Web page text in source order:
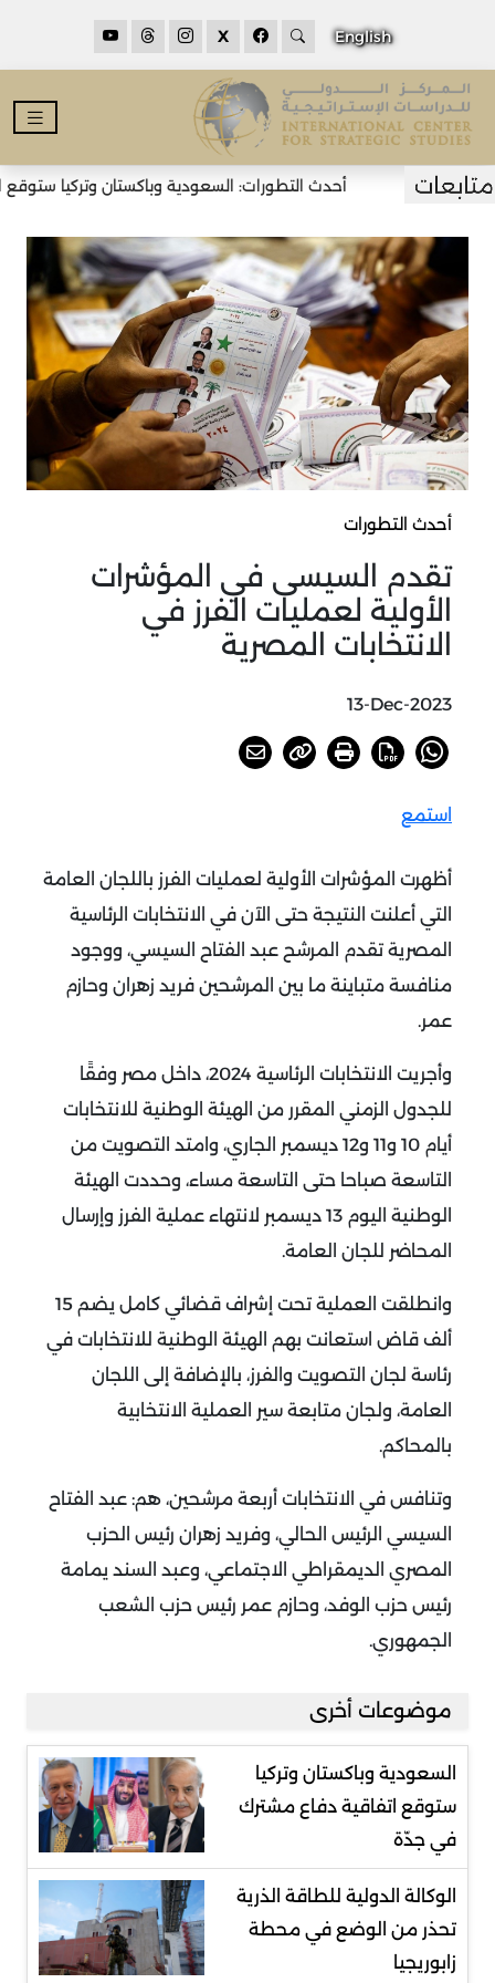
English
X
أحدث التطورات: السعودية وباكستان وتركيا ستوقع
أحدث التطورات
تقدم السيسى في المؤشرات
الأولية لعمليات الفرز في
الانتخابات المصرية
13-Dec-2023
استمع
أظهرت المؤشرات الأولية لعمليات الفرز باللجان العامة
التي أعلنت النتيجة حتى الآن في الانتخابات الرئاسية
المصرية تقدم المرشح عبد الفتاح السيسي، ووجود
منافسة متباينة ما بين المرشحين فريد زهران وحازم
عمر.
وأجريت الانتخابات الرئاسية 2024، داخل مصر وفقًا
للجدول الزمني المقرر من الهيئة الوطنية للانتخابات
أيام 10 و11 و12 ديسمبر الجاري، وامتد التصويت من
التاسعة صباحا حتى التاسعة مساء، وحددت الهيئة
الوطنية اليوم 13 ديسمبر لانتهاء عملية الفرز وإرسال
المحاضر للجان العامة.
وانطلقت العملية تحت إشراف قضائي كامل يضم 15
ألف قاض استعانت بهم الهيئة الوطنية للانتخابات في
رئاسة لجان التصويت والفرز، بالإضافة إلى اللجان
العامة، ولجان متابعة سير العملية الانتخابية
بالمحاكم.
وتنافس في الانتخابات أربعة مرشحين، هم: عبد الفتاح
السيسي الرئيس الحالي، وفريد زهران رئيس الحزب
المصري الديمقراطي الاجتماعي، وعبد السند يمامة
رئيس حزب الوفد، وحازم عمر رئيس حزب الشعب
الجمهوري.
موضوعات أخرى
السعودية وباكستان وتركيا
ستوقع اتفاقية دفاع مشترك
في جدّة
الوكالة الدولية للطاقة الذرية
تحذر من الوضع في محطة
زابوريجيا